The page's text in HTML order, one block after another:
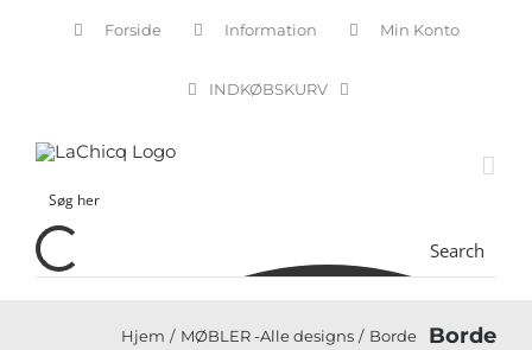
Forside Information Min Konto
INDKØBSKURV
Search
Borde
Hjem MØBLER -Alle designs Borde